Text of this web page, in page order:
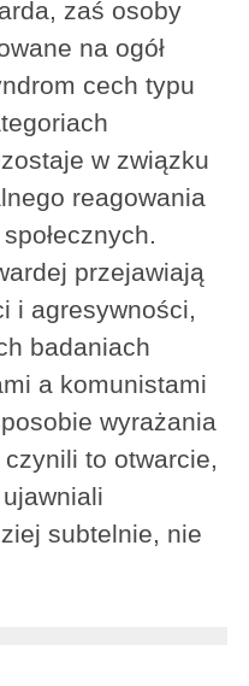
zaś osoby
na ogół
cech typu
w związku
reagowania
przejawiają
i agresywności,
badaniach
a komunistami
wyrażania
to otwarcie,
subtelnie, nie